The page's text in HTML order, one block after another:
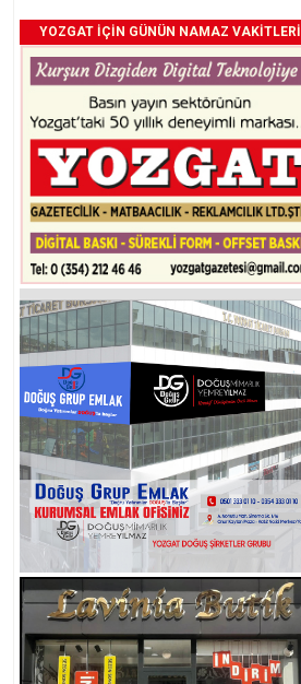
YOZGAT İÇİN GÜNÜN NAMAZ VAKİTLERİ